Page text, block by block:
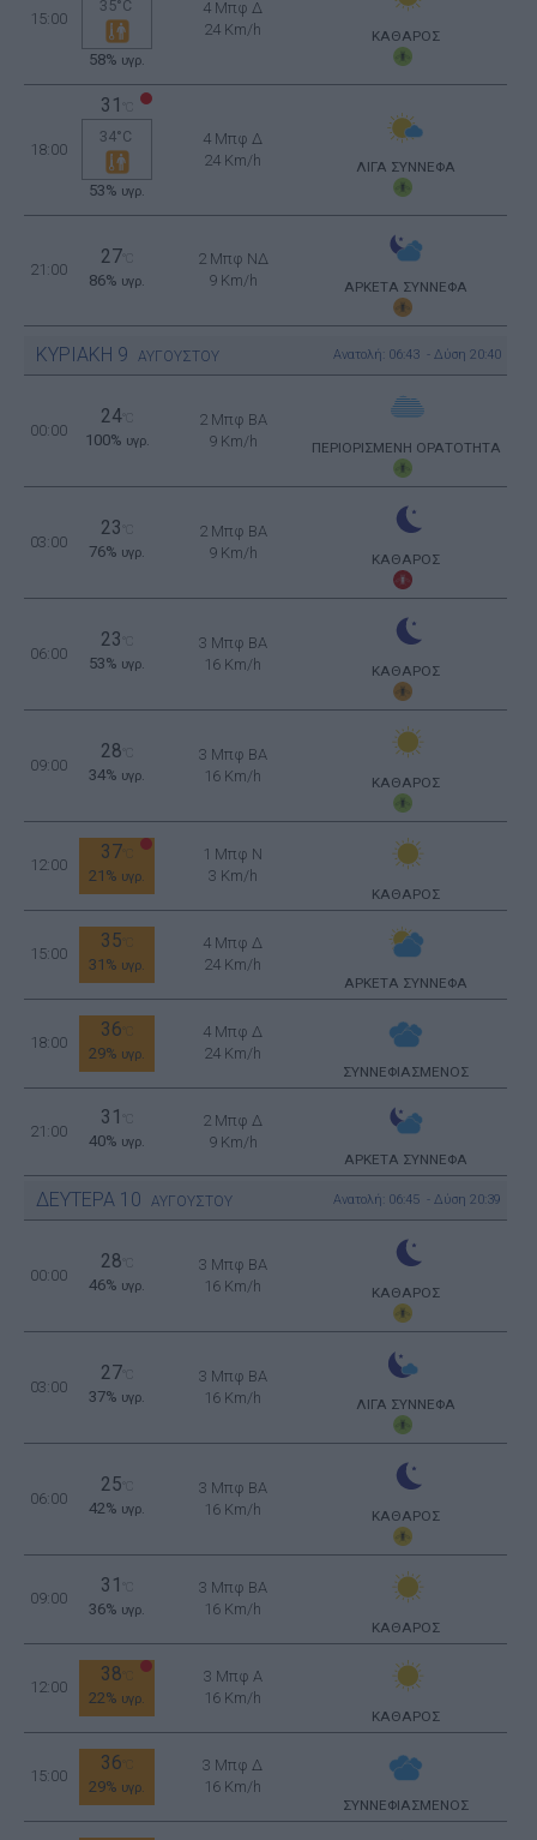
15:00
35°C
58% υγρ.
4 Μπφ Δ
24 Km/h
ΚΑΘΑΡΟΣ
18:00
31
34°C
53% υγρ.
4 Μπφ Δ
24 Km/h
ΛΙΓΑ ΣΥΝΝΕΦΑ
21:00
27
86% υγρ.
2 Μπφ ΝΔ
9 Km/h
ΑΡΚΕΤΑ ΣΥΝΝΕΦΑ
ΚΥΡΙΑΚΗ 9 ΑΥΓΟΥΣΤΟΥ Ανατολή: 06:43 - Δύση 20:40
00:00
24°C
100% υγρ.
2 Μπφ BA
9 Km/h
ΠΕΡΙΟΡΙΣΜΕΝΗ ΟΡΑΤΟΤΗΤΑ
03:00
23
76% υγρ.
2 Μπφ BA
9 Km/h
ΚΑΘΑΡΟΣ
06:00
23
53% υγρ.
3 Μπφ BA
16 Km/h
ΚΑΘΑΡΟΣ
09:00
28
34% υγρ.
3 Μπφ BA
16 Km/h
ΚΑΘΑΡΟΣ
12:00
37
21% υγρ.
1 Μπφ N
3 Km/h
ΚΑΘΑΡΟΣ
15:00
35
31% υγρ.
4 Μπφ Δ
24 Km/h
ΑΡΚΕΤΑ ΣΥΝΝΕΦΑ
18:00
36
29% υγρ.
4 Μπφ Δ
24 Km/h
ΣΥΝΝΕΦΙΑΣΜΕΝΟΣ
21:00
31
40% υγρ.
2 Μπφ Δ
9 Km/h
ΑΡΚΕΤΑ ΣΥΝΝΕΦΑ
ΔΕΥΤΕΡΑ 10 ΑΥΓΟΥΣΤΟΥ Ανατολή: 06:45 - Δύση 20:39
00:00
28
46% υγρ.
3 Μπφ BA
16 Km/h
ΚΑΘΑΡΟΣ
03:00
27
37% υγρ.
3 Μπφ BA
16 Km/h
ΛΙΓΑ ΣΥΝΝΕΦΑ
06:00
25
42% υγρ.
3 Μπφ BA
16 Km/h
ΚΑΘΑΡΟΣ
09:00
31
36% υγρ.
3 Μπφ BA
16 Km/h
ΚΑΘΑΡΟΣ
12:00
38
22% υγρ.
3 Μπφ Α
16 Km/h
ΚΑΘΑΡΟΣ
15:00
36
29% υγρ.
3 Μπφ Δ
16 Km/h
ΣΥΝΝΕΦΙΑΣΜΕΝΟΣ